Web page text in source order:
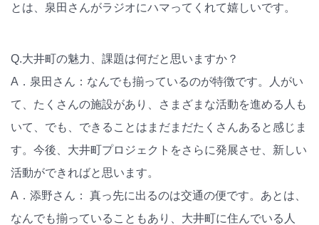
とは、泉田さんがラジオにハマってくれて嬉しいです。
Q.大井町の魅力、課題は何だと思いますか？
A．泉田さん：なんでも揃っているのが特徴です。人がい
て、たくさんの施設があり、さまざまな活動を進める人も
いて、でも、できることはまだまだたくさんあると感じま
す。今後、大井町プロジェクトをさらに発展させ、新しい
活動ができればと思います。
A．添野さん： 真っ先に出るのは交通の便です。あとは、
なんでも揃っていることもあり、大井町に住んでいる人